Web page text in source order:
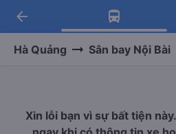
Tải app Vexere
Nhận ưu đãi thành
Tải app Vexere
-30k/ghế khi đặt vé
arrow_back
Hà Quảng Sân bay Nội Bài
Xin lỗi bạn vì sự bất tiện